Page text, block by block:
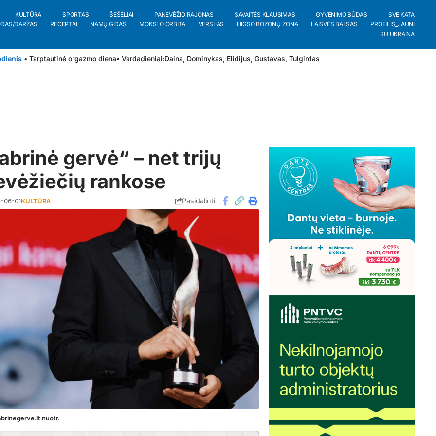
KULTŪRA SPORTAS ŠEŠĖLIAI PANEVĖŽIO RAJONAS SAVAITĖS KLAUSIMAS GYVENIMO BŪDAS
SVEIKATA
DARŽAS
RECEPTAI NAMŲ GIDAS MOKSLO ORBITA VERSLAS HIGSO BOZONŲ ZONA LAISVĖS BALSAS
PROFILIS_JAUNI
SU UKRAINA
• Tarptautinė orgazmo diena• Vardadieniai:Daina, Dominykas, Elidijus, Gustavas, Tulgirdas
gervė“ – net trijų
rankose
06-01KULTŪRA Pasidalinti
nuotr.